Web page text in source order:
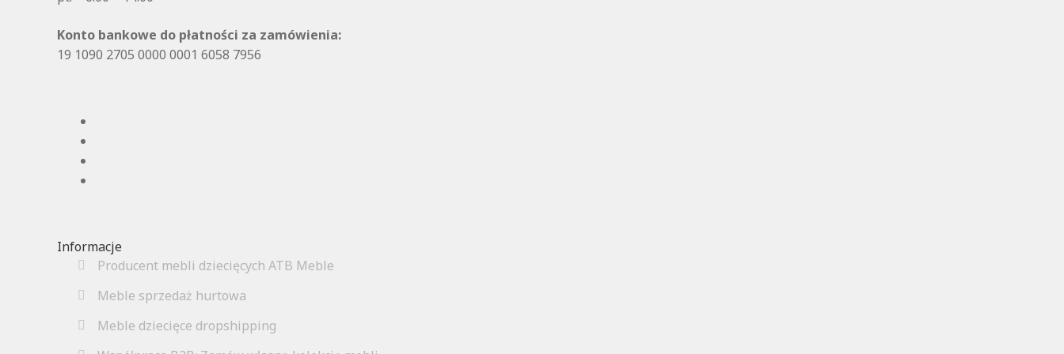
Konto bankowe do płatności za zamówienia:
19 1090 2705 0000 0001 6058 7956
Informacje
Producent mebli dziecięcych ATB Meble
Meble sprzedaż hurtowa
Meble dziecięce dropshipping